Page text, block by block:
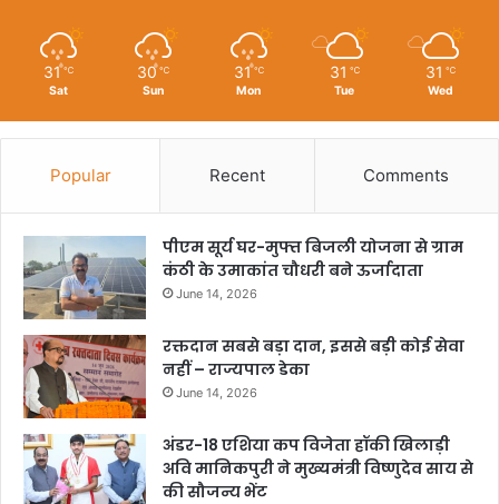
31 ℃
Sat
30 ℃
Sun
31 ℃
Mon
31 ℃
Tue
31 ℃
Wed
Popular Recent Comments
पीएम सूर्य घर-मुफ्त बिजली योजना से ग्राम
कंठी के उमाकांत चौधरी बने ऊर्जादाता
June 14, 2026
रक्तदान सबसे बड़ा दान, इससे बड़ी कोई सेवा
नहीं – राज्यपाल डेका
June 14, 2026
अंडर-18 एशिया कप विजेता हॉकी खिलाड़ी
अवि मानिकपुरी ने मुख्यमंत्री विष्णुदेव साय से
की सौजन्य भेंट